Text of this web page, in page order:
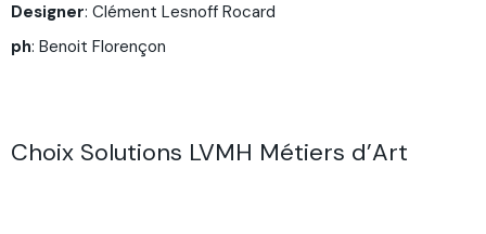
Designer: Clément Lesnoff Rocard
ph: Benoit Florençon
Choix Solutions LVMH Métiers d’Art